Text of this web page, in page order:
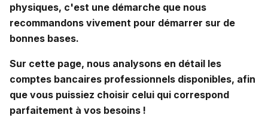
physiques, c'est une démarche que nous
recommandons vivement pour démarrer sur de
bonnes bases.
Sur cette page, nous analysons en détail les
comptes bancaires professionnels disponibles, afin
que vous puissiez choisir celui qui correspond
parfaitement à vos besoins !